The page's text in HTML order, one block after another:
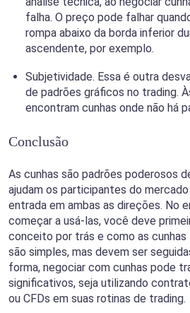
falha. O preço pode falhar
rompa abaixo da borda inferior
ascendente, por exemplo.
Subjetividade. Essa é outra
de padrões gráficos no trading.
encontram cunhas onde não há
Conclusão
As cunhas são padrões poderosos
ajudam os participantes do
entrada em ambas as direções. No
começar a usá-las, você deve
conceito por trás e como as cunhas
são simples, mas devem ser
forma, negociar com cunhas pode
significativos, seja utilizando
ou CFDs em suas rotinas de trading.